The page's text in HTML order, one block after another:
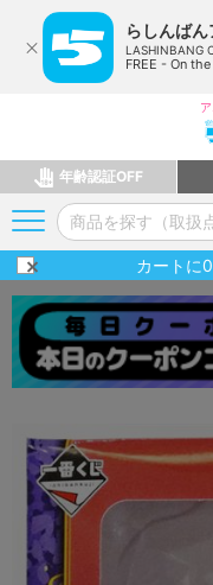
らしんばん
LASHINBANG
FREE - On
年齢認証OFF
カートに0